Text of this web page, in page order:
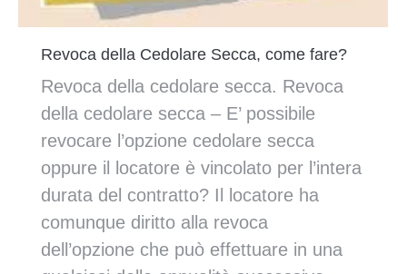
Revoca della Cedolare Secca, come fare?
Revoca della cedolare secca. Revoca
della cedolare secca – E’ possibile
revocare l’opzione cedolare secca
oppure il locatore è vincolato per l’intera
durata del contratto? Il locatore ha
comunque diritto alla revoca
dell’opzione che può effettuare in una